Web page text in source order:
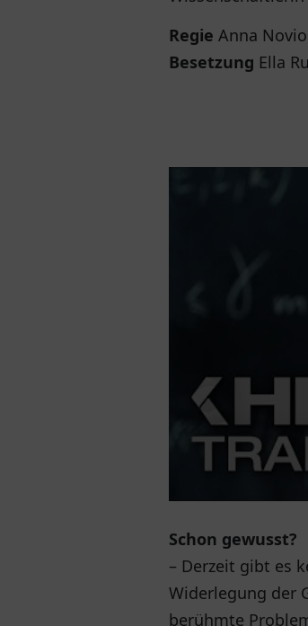
Regie Anna
Besetzung Ella
Schon gewusst?
– Derzeit gibt es
Widerlegung der
berühmte